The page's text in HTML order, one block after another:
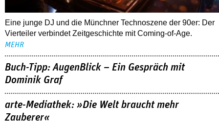
Eine junge DJ und die Münchner Technoszene der 90er: Der
Vierteiler verbindet Zeitgeschichte mit Coming-of-Age.
MEHR
Buch-Tipp: AugenBlick – Ein Gespräch mit
Dominik Graf
arte-Mediathek: »Die Welt braucht mehr
Zauberer«